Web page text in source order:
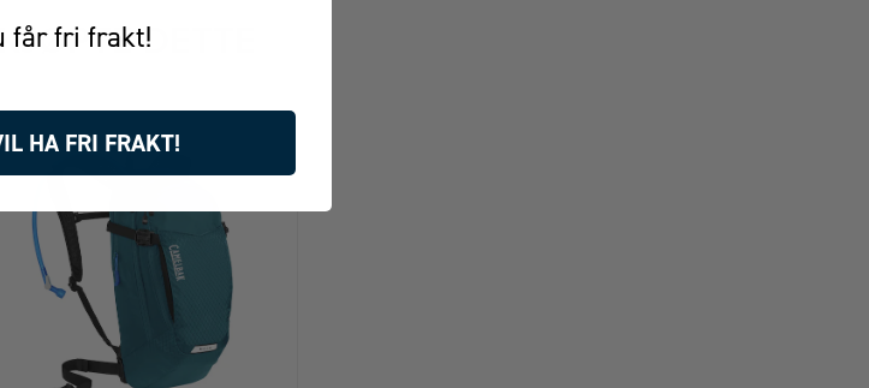
DETTE
får fri frakt!
HA FRI FRAKT!